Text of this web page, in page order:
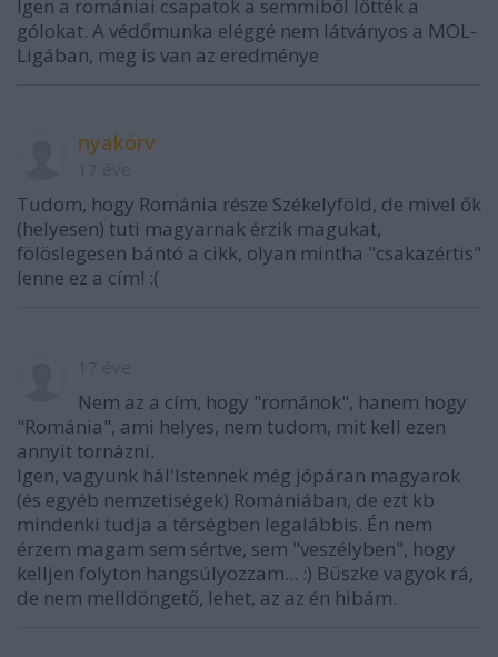
Igen a romániai csapatok a semmiből lőtték a
gólokat. A védőmunka eléggé nem látványos a MOL-
Ligában, meg is van az eredménye
nyakörv
Tudom, hogy Románia része Székelyföld, de mivel ők
(helyesen) tuti magyarnak érzik magukat,
fölöslegesen bántó a cikk, olyan mintha "csakazértis"
lenne ez a cím! :(
Nem az a cím, hogy "románok", hanem hogy
"Románia", ami helyes, nem tudom, mit kell ezen
annyit tornázni.
Igen, vagyunk hál'Istennek még jópáran magyarok
(és egyéb nemzetiségek) Romániában, de ezt kb
mindenki tudja a térségben legalábbis. Én nem
érzem magam sem sértve, sem "veszélyben", hogy
kelljen folyton hangsúlyozzam... :) Büszke vagyok rá,
de nem melldöngető, lehet, az az én hibám.